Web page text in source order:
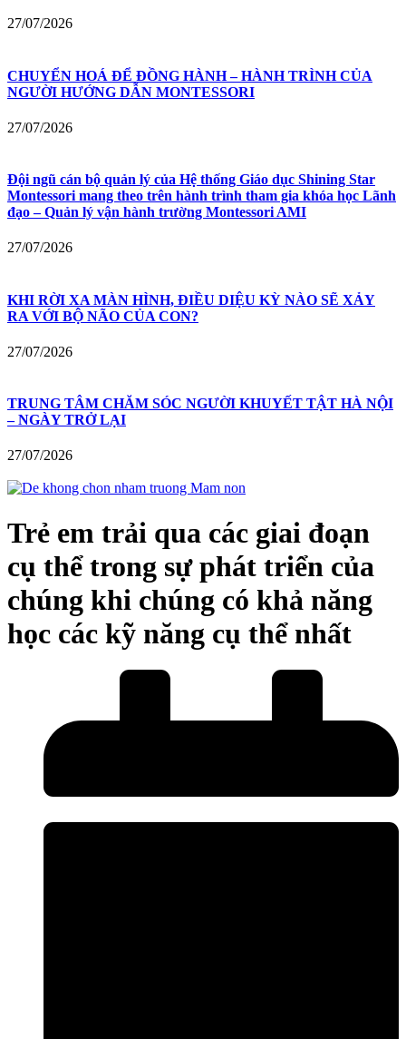
27/07/2026
CHUYỂN HOÁ ĐỂ ĐỒNG HÀNH – HÀNH TRÌNH CỦA
NGƯỜI HƯỚNG DẪN MONTESSORI
27/07/2026
Đội ngũ cán bộ quản lý của Hệ thống Giáo dục Shining Star
Montessori mang theo trên hành trình tham gia khóa học Lãnh
đạo – Quản lý vận hành trường Montessori AMI
27/07/2026
KHI RỜI XA MÀN HÌNH, ĐIỀU DIỆU KỲ NÀO SẼ XẢY
RA VỚI BỘ NÃO CỦA CON?
27/07/2026
TRUNG TÂM CHĂM SÓC NGƯỜI KHUYẾT TẬT HÀ NỘI
– NGÀY TRỞ LẠI
27/07/2026
Trẻ em trải qua các giai đoạn
cụ thể trong sự phát triển của
chúng khi chúng có khả năng
học các kỹ năng cụ thể nhất